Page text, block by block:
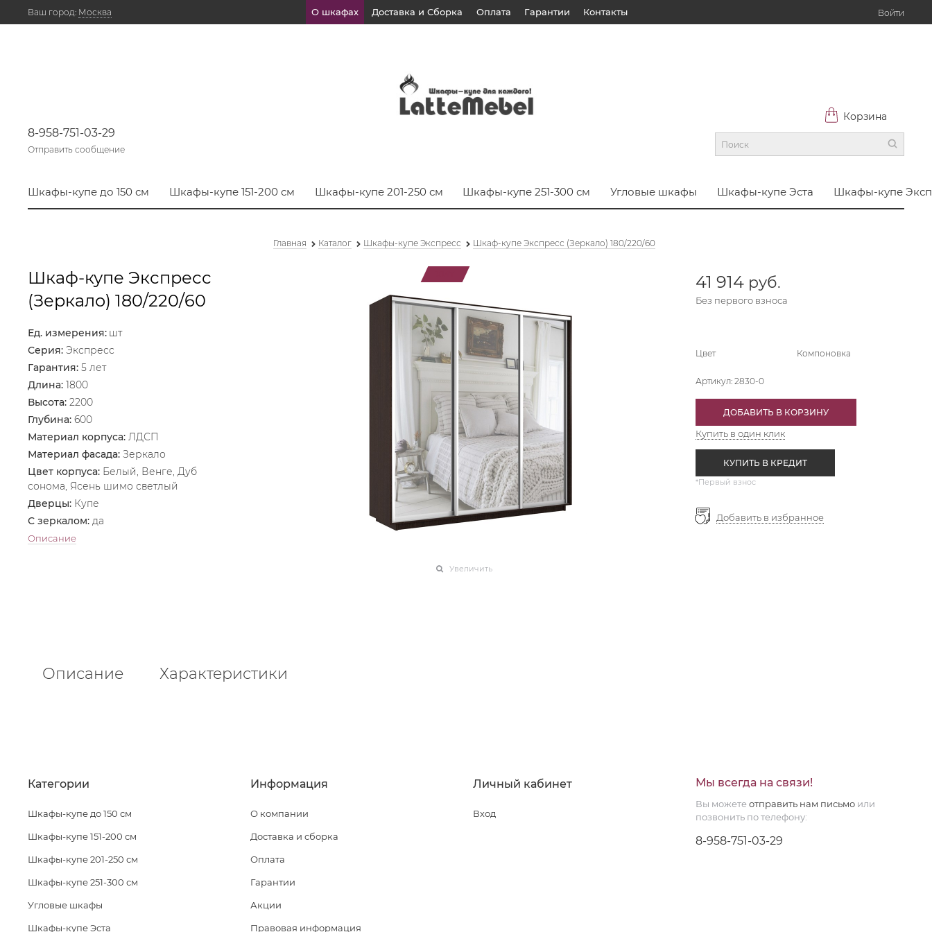
Ваш город: Москва О шкафах Доставка и Сборка Оплата Гарантии Контакты Войти
8-958-751-03-29
Отправить сообщение
Корзина
Шкафы-купе до 150 см Шкафы-купе 151-200 см Шкафы-купе 201-250 см Шкафы-купе 251-300 см Угловые шкафы Шкафы-купе Эста Шкафы-купе
Главная Каталог Шкафы-купе Экспресс Шкаф-купе Экспресс (Зеркало) 180/220/60
Шкаф-купе Экспресс
(Зеркало) 180/220/60
Ед. измерения: шт
Серия: Экспресс
Гарантия: 5 лет
Длина: 1800
Высота: 2200
Глубина: 600
Материал корпуса: ЛДСП
Материал фасада: Зеркало
Цвет корпуса: Белый, Венге, Дуб
сонома, Ясень шимо светлый
Дверцы: Купе
С зеркалом: да
Описание
Увеличить
41 914 руб.
Без первого взноса
Цвет Компоновка
Артикул: 2830-0
ДОБАВИТЬ В КОРЗИНУ
Купить в один клик
КУПИТЬ В КРЕДИТ
*Первый взнос
Добавить в избранное
Описание Характеристики
Категории
Шкафы-купе до 150 см
Шкафы-купе 151-200 см
Шкафы-купе 201-250 см
Шкафы-купе 251-300 см
Угловые шкафы
Шкафы-купе Эста
Информация
О компании
Доставка и сборка
Оплата
Гарантии
Акции
Правовая информация
Личный кабинет
Вход
Мы всегда на связи!
Вы можетеотправить нам письмо или
позвонить по телефону:
8-958-751-03-29